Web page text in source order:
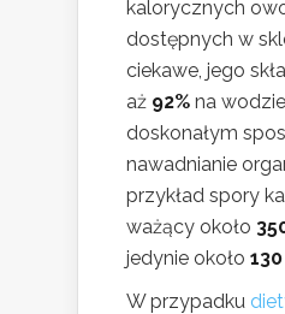
kalorycznych
dostępnych w
ciekawe, jego
aż 92% na
doskonałym
nawadnianie
przykład spory
ważący około
jedynie około
W przypadku